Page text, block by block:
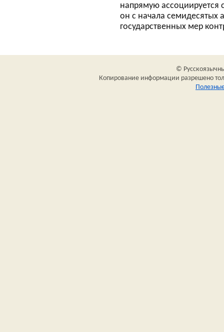
напрямую ассоциируется
он с начала семидесятых
государственных мер
©
Копирование информации разрешено